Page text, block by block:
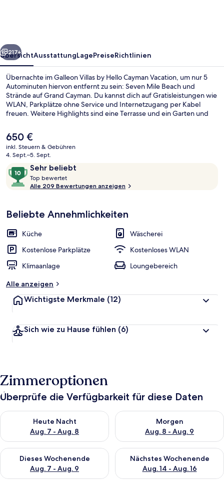
Weiter
217+
ÜbersichtAusstattungLagePreiseRichtlinien
Übernachte im Galleon Villas by Hello Cayman Vacation, um nur 5
Autominuten hiervon entfernt zu sein: Seven Mile Beach und
Strände auf Grand Cayman. Du kannst dich auf Gratisleistungen wie
WLAN, Parkplätze ohne Service und Internetzugang per Kabel
freuen. Weitere Highlights sind eine Terrasse und ein Garten und
Waschmaschinen/Trockner. Das hilfsbereite Personal und der
allgemeine Zustand erhalten tolle Bewertungen von anderen
Reisenden.
Der
aktuelle
Preis
650 €.
650 €
inkl. Steuern & Gebühren
4. Sept.–5. Sept.
Bewertungen
Sehr beliebt
10
von
10,
beliebt
Top bewertet
o
b
r
Alle 209 Bewertungen anzeigen
Beliebte Annehmlichkeiten
Küche
Wäscherei
Kostenlose Parkplätze
Kostenloses WLAN
Klimaanlage
Loungebereich
Alle anzeigen
Wichtigste Merkmale (12)
Sich wie zu Hause fühlen (6)
Zimmeroptionen
Überprüfe die Verfügbarkeit für diese Daten
Heute Nacht
Aug. 7 - Aug. 8
Überprüfe die Verfügbarkeit für heute Nacht, Aug. 7 - Aug. 8.
Morgen
Aug. 8 - Aug. 9
Überprüfe die Verfügbarkeit
Dieses Wochenende
Aug. 7 - Aug. 9
Überprüfe die Verfügbarkeit für dieses Wochenende, Aug. 7
Nächstes Wochenende
Aug. 14 - Aug. 16
Überprüfe die Verfügbarkeit